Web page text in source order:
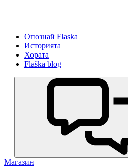
Опознай Flaska
Историята
Хората
Flaška blog
Магазин